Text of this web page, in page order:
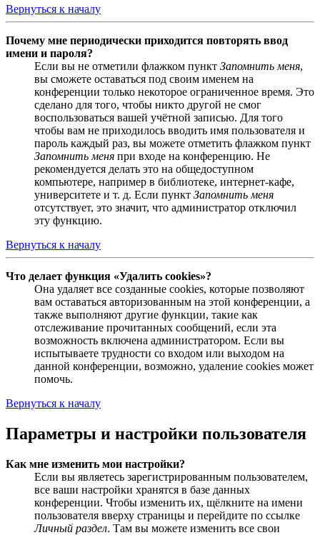
Вернуться к началу
Почему мне периодически приходится повторять ввод
имени и пароля?
Если вы не отметили флажком пункт Запомнить меня,
вы сможете оставаться под своим именем на
конференции только некоторое ограниченное время. Это
сделано для того, чтобы никто другой не смог
воспользоваться вашей учётной записью. Для того
чтобы вам не приходилось вводить имя пользователя и
пароль каждый раз, вы можете отметить флажком пункт
Запомнить меня при входе на конференцию. Не
рекомендуется делать это на общедоступном
компьютере, например в библиотеке, интернет-кафе,
университете и т. д. Если пункт Запомнить меня
отсутствует, это значит, что администратор отключил
эту функцию.
Вернуться к началу
Что делает функция «Удалить cookies»?
Она удаляет все созданные cookies, которые позволяют
вам оставаться авторизованным на этой конференции, а
также выполняют другие функции, такие как
отслеживание прочитанных сообщений, если эта
возможность включена администратором. Если вы
испытываете трудности со входом или выходом на
данной конференции, возможно, удаление cookies может
помочь.
Вернуться к началу
Параметры и настройки пользователя
Как мне изменить мои настройки?
Если вы являетесь зарегистрированным пользователем,
все ваши настройки хранятся в базе данных
конференции. Чтобы изменить их, щёлкните на имени
пользователя вверху страницы и перейдите по ссылке
Личный раздел. Там вы можете изменить все свои